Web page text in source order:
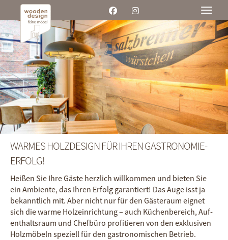
WARMES HOLZ­DESIGN FÜR IHREN GASTRO­NOMIE-
ERFOLG!
Heißen Sie Ihre Gäste herz­lich will­kommen und bieten Sie
ein Ambiente, das Ihren Erfolg garan­tiert! Das Auge isst ja
bekannt­lich mit. Aber nicht nur für den Gäste­raum eignet
sich die warme Holz­ein­richtung – auch Küchen­bereich, Auf­
ent­halts­raum und Chef­büro profi­tieren von den exklu­siven
Holz­möbeln speziell für den gastro­nomischen Betrieb.